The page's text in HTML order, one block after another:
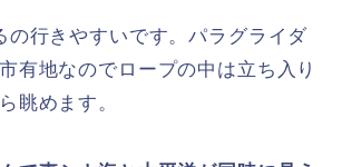
の行きやすいです。パラグライダ
有地なのでロープの中は立ち入り
眺めます。